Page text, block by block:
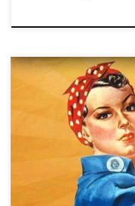
Nasza kultura opiera
dotyczy to również
się z facetami,
jest taka, że w świecie
przejmują kontrolę nad
Business Daily, 36
to kobiety […]